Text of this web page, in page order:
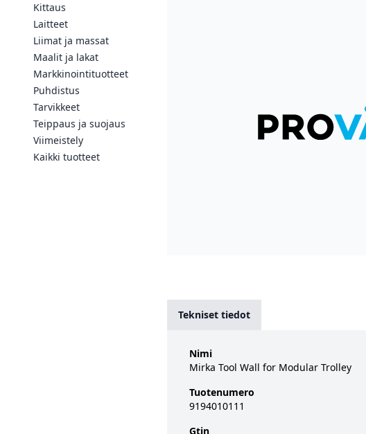
Kittaus
Laitteet
Liimat ja massat
Maalit ja lakat
Markkinointituotteet
Puhdistus
Tarvikkeet
Teippaus ja suojaus
Viimeistely
Kaikki tuotteet
Tekniset tiedot
Nimi
Mirka Tool Wall for Modular Trolley
Tuotenumero
9194010111
Gtin